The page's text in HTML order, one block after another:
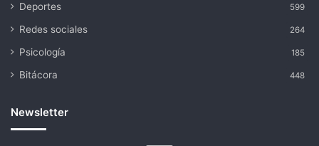
Deportes 599
Redes sociales 264
Psicología 185
Bitácora 448
Newsletter